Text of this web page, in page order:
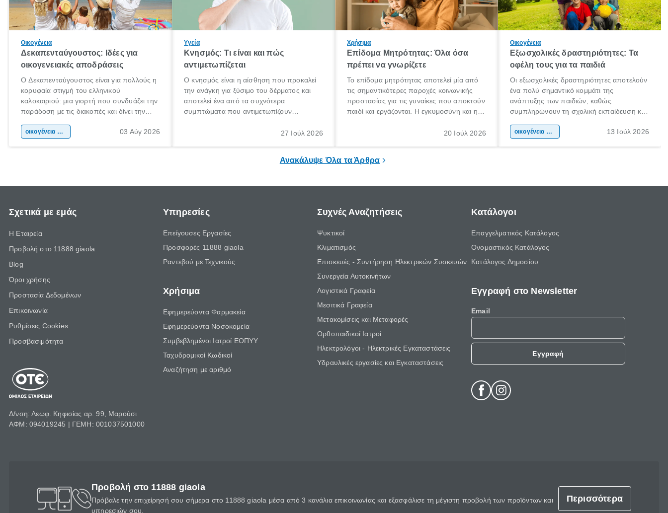
Οικογένεια
Δεκαπενταύγουστος: Ιδέες για
οικογενειακές αποδράσεις
Ο Δεκαπενταύγουστος είναι για πολλούς η
κορυφαία στιγμή του ελληνικού
καλοκαιριού: μια γιορτή που συνδυάζει την
παράδοση με τις διακοπές και δίνει την
χώρας. Είτε πρόκειται για λίγες μέρες
οικογένεια & παιδί 03 Αύγ 2026
Υγεία
Κνησμός: Τι είναι και πώς
αντιμετωπίζεται
Ο κνησμός είναι η αίσθηση που προκαλεί
την ανάγκη για ξύσιμο του δέρματος και
αποτελεί ένα από τα συχνότερα
συμπτώματα που αντιμετωπίζουν
πληροφορίες για το «κνησμός τι είναι»,
27 Ιούλ 2026
Χρήσιμα
Επίδομα Μητρότητας: Όλα όσα
πρέπει να γνωρίζετε
Το επίδομα μητρότητας αποτελεί μία από
τις σημαντικότερες παροχές κοινωνικής
προστασίας για τις γυναίκες που αποκτούν
παιδί και εργάζονται. Η εγκυμοσύνη και η
σημαντική περίοδος στη ζωή κάθε20 Ιούλ 2026
Οικογένεια
Εξωσχολικές δραστηριότητες: Τα
οφέλη τους για τα παιδιά
Οι εξωσχολικές δραστηριότητες αποτελούν
ένα πολύ σημαντικό κομμάτι της
ανάπτυξης των παιδιών, καθώς
συμπληρώνουν τη σχολική εκπαίδευση και
της προσωπικότητας, της κοινωνικότητας
οικογένεια & παιδί 13 Ιούλ 2026
Ανακάλυψε Όλα τα Άρθρα
Σχετικά με εμάς
Η Εταιρεία
Προβολή στο 11888 giaola
Blog
Όροι χρήσης
Προστασία Δεδομένων
Επικοινωνία
Ρυθμίσεις Cookies
Προσβασιμότητα
Δ/νση: Λεωφ. Κηφισίας αρ. 99, Μαρούσι
ΑΦΜ: 094019245 | ΓΕΜΗ: 001037501000
Υπηρεσίες
Επείγουσες Εργασίες
Προσφορές 11888 giaola
Ραντεβού με Τεχνικούς
Χρήσιμα
Εφημερεύοντα Φαρμακεία
Εφημερεύοντα Νοσοκομεία
Συμβεβλημένοι Ιατροί ΕΟΠΥΥ
Ταχυδρομικοί Κωδικοί
Αναζήτηση με αριθμό
Συχνές Αναζητήσεις
Ψυκτικοί
Κλιματισμός
Επισκευές - Συντήρηση Ηλεκτρικών Συσκευών
Συνεργεία Αυτοκινήτων
Λογιστικά Γραφεία
Μεσιτικά Γραφεία
Μετακομίσεις και Μεταφορές
Ορθοπαιδικοί Ιατροί
Ηλεκτρολόγοι - Ηλεκτρικές Εγκαταστάσεις
Υδραυλικές εργασίες και Εγκαταστάσεις
Κατάλογοι
Επαγγελματικός Κατάλογος
Ονομαστικός Κατάλογος
Κατάλογος Δημοσίου
Εγγραφή στο Newsletter
Email
Εγγραφή
Προβολή στο 11888 giaola
Πρόβαλε την επιχείρησή σου σήμερα στο 11888 giaola μέσα από 3 κανάλια επικοινωνίας και εξασφάλισε τη μέγιστη προβολή των προϊόντων και
υπηρεσιών σου.
Περισσότερα